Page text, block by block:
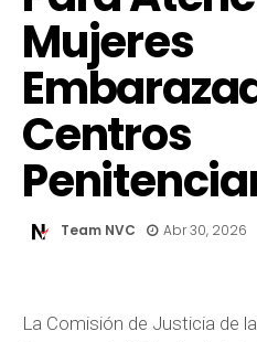
Mujeres
Centros
Team NVC Abr 30, 2026
La Comisión de Justicia de